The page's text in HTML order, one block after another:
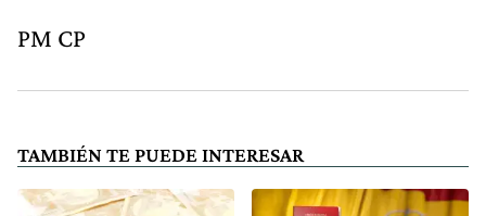
PM CP
TAMBIÉN TE PUEDE INTERESAR